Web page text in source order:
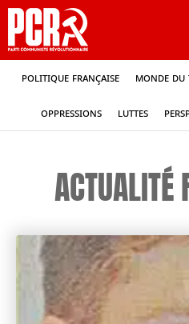
Politique française Monde
Oppressions Luttes
ACTUALITÉ